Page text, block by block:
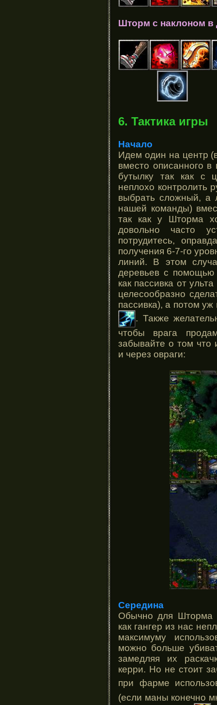
Шторм с наклоном в
6. Тактика игры
Начало
Идем один на центр
вместо описанного в
бутылку так как с
неплохо контролить
выбрать сложный, а
нашей команды)
так как у Шторма
довольно часто
потрудитесь,
получения 6-7-го
линий. В этом
деревьев с помощью
как пассивка от
целесообразно
пассивка), а потом
. Также
чтобы врага
забывайте о том что
и через овраги:
Середина
Обычно для Шторма
как гангер из нас
максимуму
можно больше
замедляя их
керри. Но не стоит
при фарме
(если маны конечно